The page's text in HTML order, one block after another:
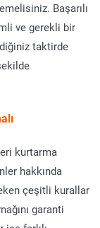
Başarılı
ve gerekli bir
taktirde
kurtarma
hakkında
çeşitli kurallar
garanti